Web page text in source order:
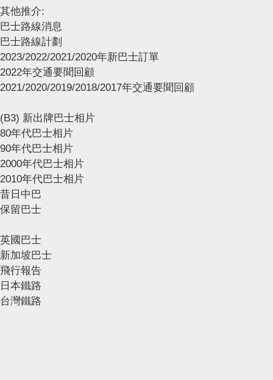
其他推介:
巴士路線消息
巴士路線計劃
2023/2022/2021/2020年新巴士訂單
2022年交通要聞回顧
2021/2020/2019/2018/2017年交通要聞回顧
(B3) 新出牌巴士相片
80年代巴士相片
90年代巴士相片
2000年代巴士相片
2010年代巴士相片
昔日中巴
保留巴士
英國巴士
新加坡巴士
飛行報告
日本鐵路
台灣鐵路